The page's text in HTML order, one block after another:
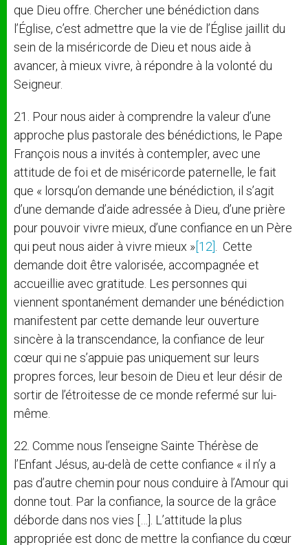
que Dieu offre. Chercher une bénédiction dans
l’Église, c’est admettre que la vie de l’Église jaillit du
sein de la miséricorde de Dieu et nous aide à
avancer, à mieux vivre, à répondre à la volonté du
Seigneur.
21. Pour nous aider à comprendre la valeur d’une
approche plus pastorale des bénédictions, le Pape
François nous a invités à contempler, avec une
attitude de foi et de miséricorde paternelle, le fait
que « lorsqu’on demande une bénédiction, il s’agit
d’une demande d’aide adressée à Dieu, d’une prière
pour pouvoir vivre mieux, d’une confiance en un Père
qui peut nous aider à vivre mieux » [12]
. Cette
demande doit être valorisée, accompagnée et
accueillie avec gratitude. Les personnes qui
viennent spontanément demander une bénédiction
manifestent par cette demande leur ouverture
sincère à la transcendance, la confiance de leur
cœur qui ne s’appuie pas uniquement sur leurs
propres forces, leur besoin de Dieu et leur désir de
sortir de l’étroitesse de ce monde refermé sur lui-
même.
22. Comme nous l’enseigne Sainte Thérèse de
l’Enfant Jésus, au-delà de cette confiance « il n’y a
pas d’autre chemin pour nous conduire à l’Amour qui
donne tout. Par la confiance, la source de la grâce
déborde dans nos vies […]. L’attitude la plus
appropriée est donc de mettre la confiance du cœur